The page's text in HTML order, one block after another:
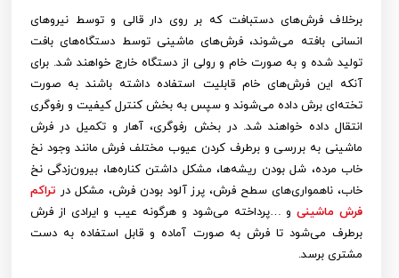
برخلاف فرش‌های دستبافت که بر روی دار قالی و توسط نیروهای
انسانی بافته می‌شوند، فرش‌های ماشینی توسط دستگاه‌های بافت
تولید شده و به صورت خام و رولی از دستگاه خارج خواهند شد. برای
آنکه این فرش‌های خام قابلیت استفاده داشته باشند به صورت
تخته‌ای برش داده می‌شوند و سپس به بخش کنترل کیفیت و رفوگری
انتقال داده خواهند شد. در بخش رفوگری، آهار و تکمیل در فرش
ماشینی به بررسی و برطرف کردن عیوب مختلف فرش مانند وجود نخ
خاب مرده، شل بودن ریشه‌ها، مشکل داشتن کناره‌ها، بیرون‌زدگی نخ
خاب، ناهمواری‌های سطح فرش، پرز آلود بودن فرش، مشکل در تراکم
فرش ماشینیو …پرداخته می‌شود و هرگونه عیب و ایرادی از فرش
برطرف می‌شود تا فرش به صورت آماده و قابل استفاده به دست
مشتری برسد.